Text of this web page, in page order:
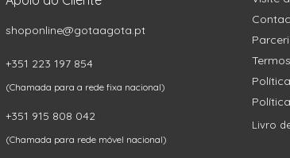
shoponline@gotaagota.pt
+351 223 197 854
(Chamada para a rede fixa nacional)
+351 915 808 042
(Chamada para rede móvel nacional)
Livro